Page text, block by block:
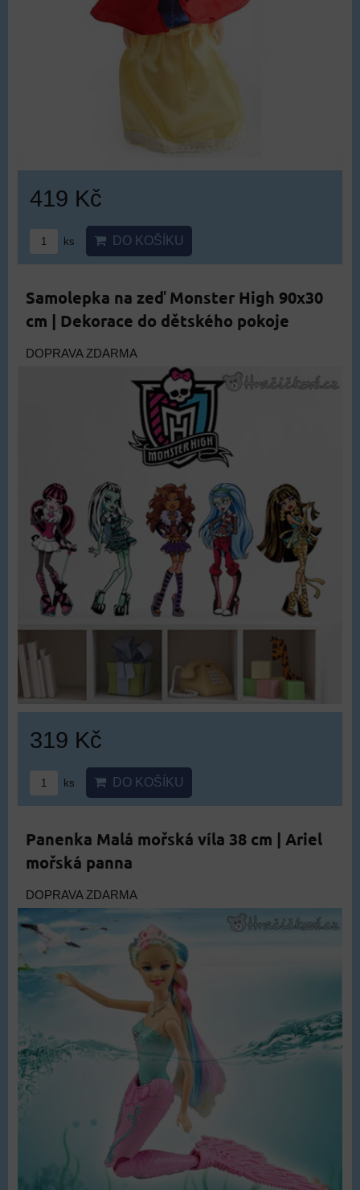
419 Kč
ks DO KOŠÍKU
Samolepka na zeď Monster High 90x30
cm | Dekorace do dětského pokoje
DOPRAVA ZDARMA
319 Kč
ks DO KOŠÍKU
Panenka Malá mořská víla 38 cm | Ariel
mořská panna
DOPRAVA ZDARMA